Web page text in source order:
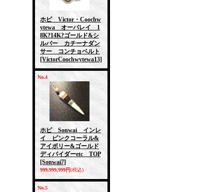
ホピ Victor・Coochw
ytewa オーバレイ 1
8K?14K?ゴールド&シ
ルバー カチーナダン
サー コンチョベルト
[VictorCoochwytewa13]
No.4
ホピ Sonwai インレ
イ ピンクコーラル&
アイボリー&ゴールド
ディバイダーetc TOP
[Sonwai7]
999,999,999円(税込)
No.5